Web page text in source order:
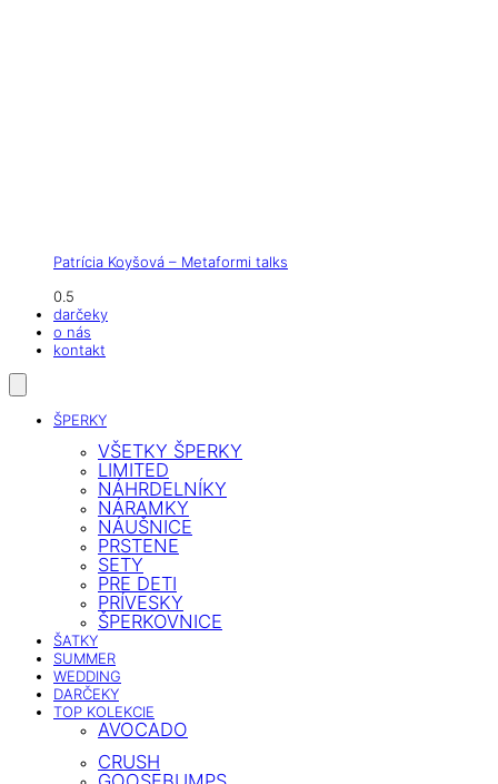
Patrícia Koyšová – Metaformi talks
darčeky
o nás
kontakt
ŠPERKY
VŠETKY ŠPERKY
LIMITED
NÁHRDELNÍKY
NÁRAMKY
NÁUŠNICE
PRSTENE
SETY
PRE DETI
PRÍVESKY
ŠPERKOVNICE
ŠATKY
SUMMER
WEDDING
DARČEKY
TOP KOLEKCIE
AVOCADO
CRUSH